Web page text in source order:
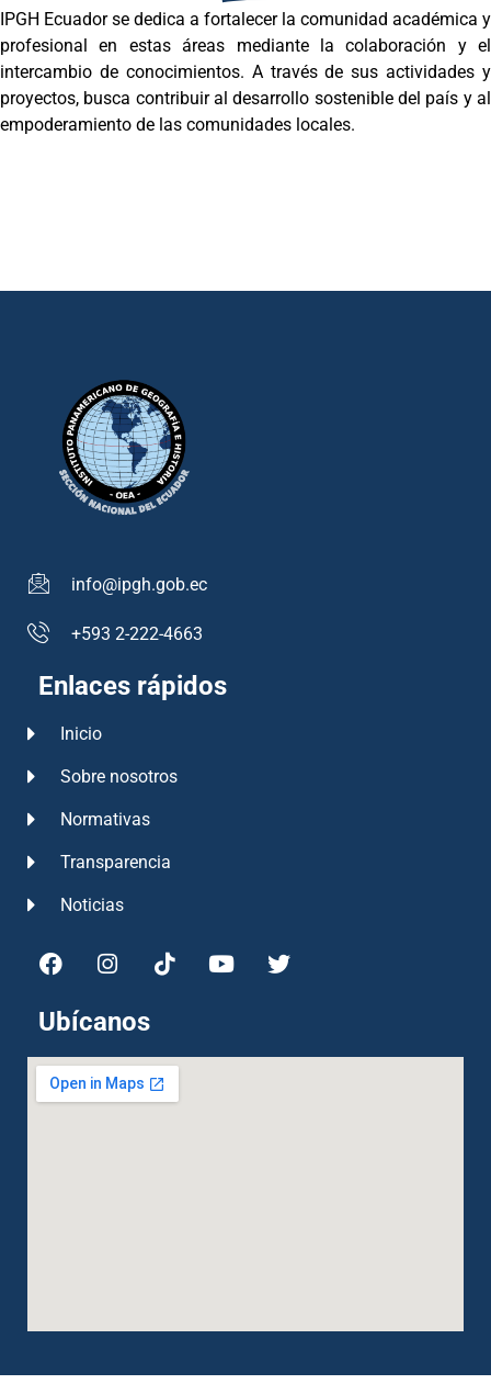
IPGH Ecuador se dedica a fortalecer la comunidad académica y
profesional en estas áreas mediante la colaboración y el
intercambio de conocimientos. A través de sus actividades y
proyectos, busca contribuir al desarrollo sostenible del país y al
empoderamiento de las comunidades locales.
info@ipgh.gob.ec
+593 2-222-4663
Enlaces rápidos
Inicio
Sobre nosotros
Normativas
Transparencia
Noticias
Ubícanos